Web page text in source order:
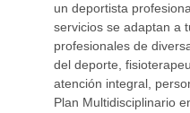
un deportista
servicios se adaptan a
profesionales de
del deporte,
atención integral,
Plan Multidisciplinario